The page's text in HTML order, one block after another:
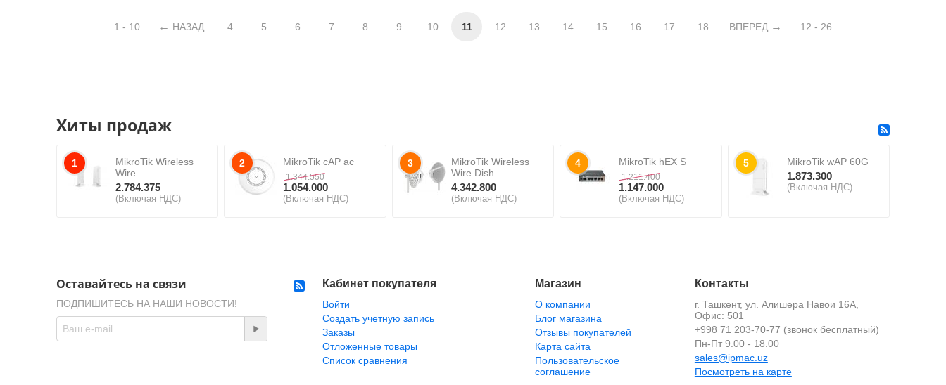
1 - 10 НАЗАД 4 5 6 7 8 9 10 11 12 13 14 15 16 17 18 ВПЕРЕД 12 - 26
Хиты продаж
1
MikroTik Wireless
Wire
2.784.375
(Включая НДС)
2 MikroTik cAP ac
1.344.550
1.054.000
(Включая НДС)
3
MikroTik Wireless
Wire Dish
4.342.800
(Включая НДС)
4 MikroTik hEX S
1.211.400
1.147.000
(Включая НДС)
5 MikroTik wAP 60G
1.873.300
(Включая НДС)
Оставайтесь на связи
ПОДПИШИТЕСЬ НА НАШИ НОВОСТИ!
Кабинет покупателя
Войти
Создать учетную запись
Заказы
Отложенные товары
Список сравнения
Магазин
О компании
Блог магазина
Отзывы покупателей
Карта сайта
Пользовательское
соглашение
Контакты
г. Ташкент, ул. Алишера Навои 16А,
Офис: 501
+998 71 203-70-77 (звонок бесплатный)
Пн-Пт 9.00 - 18.00
sales@ipmac.uz
Посмотреть на карте